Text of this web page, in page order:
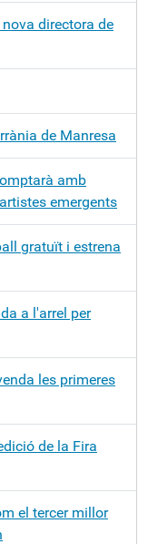
directora de
de Manresa
amb
emergents
gratuït i estrena
a l'arrel per
les primeres
de la Fira
el tercer millor